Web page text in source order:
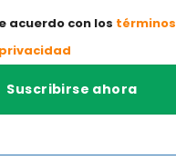
acuerdo con los términos